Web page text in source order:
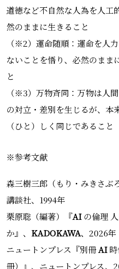
道徳など不自然な人為を人工
然のままに生きること
（※2）運命随順：運命を人
ないことを悟り、必然のまま
と
（※3）万物斉同：万物は人
の対立・差別を生じるが、本
（ひと）しく同じであること
※参考文献
森三樹三郎（もり・ みきさぶ
講談社、 1994年
栗原聡（編著） 『AI の倫理
か 』、 KADOKAWA、2026年
ニュートンプレス 『別冊AI
冊） 』、 ニュートンプレス、